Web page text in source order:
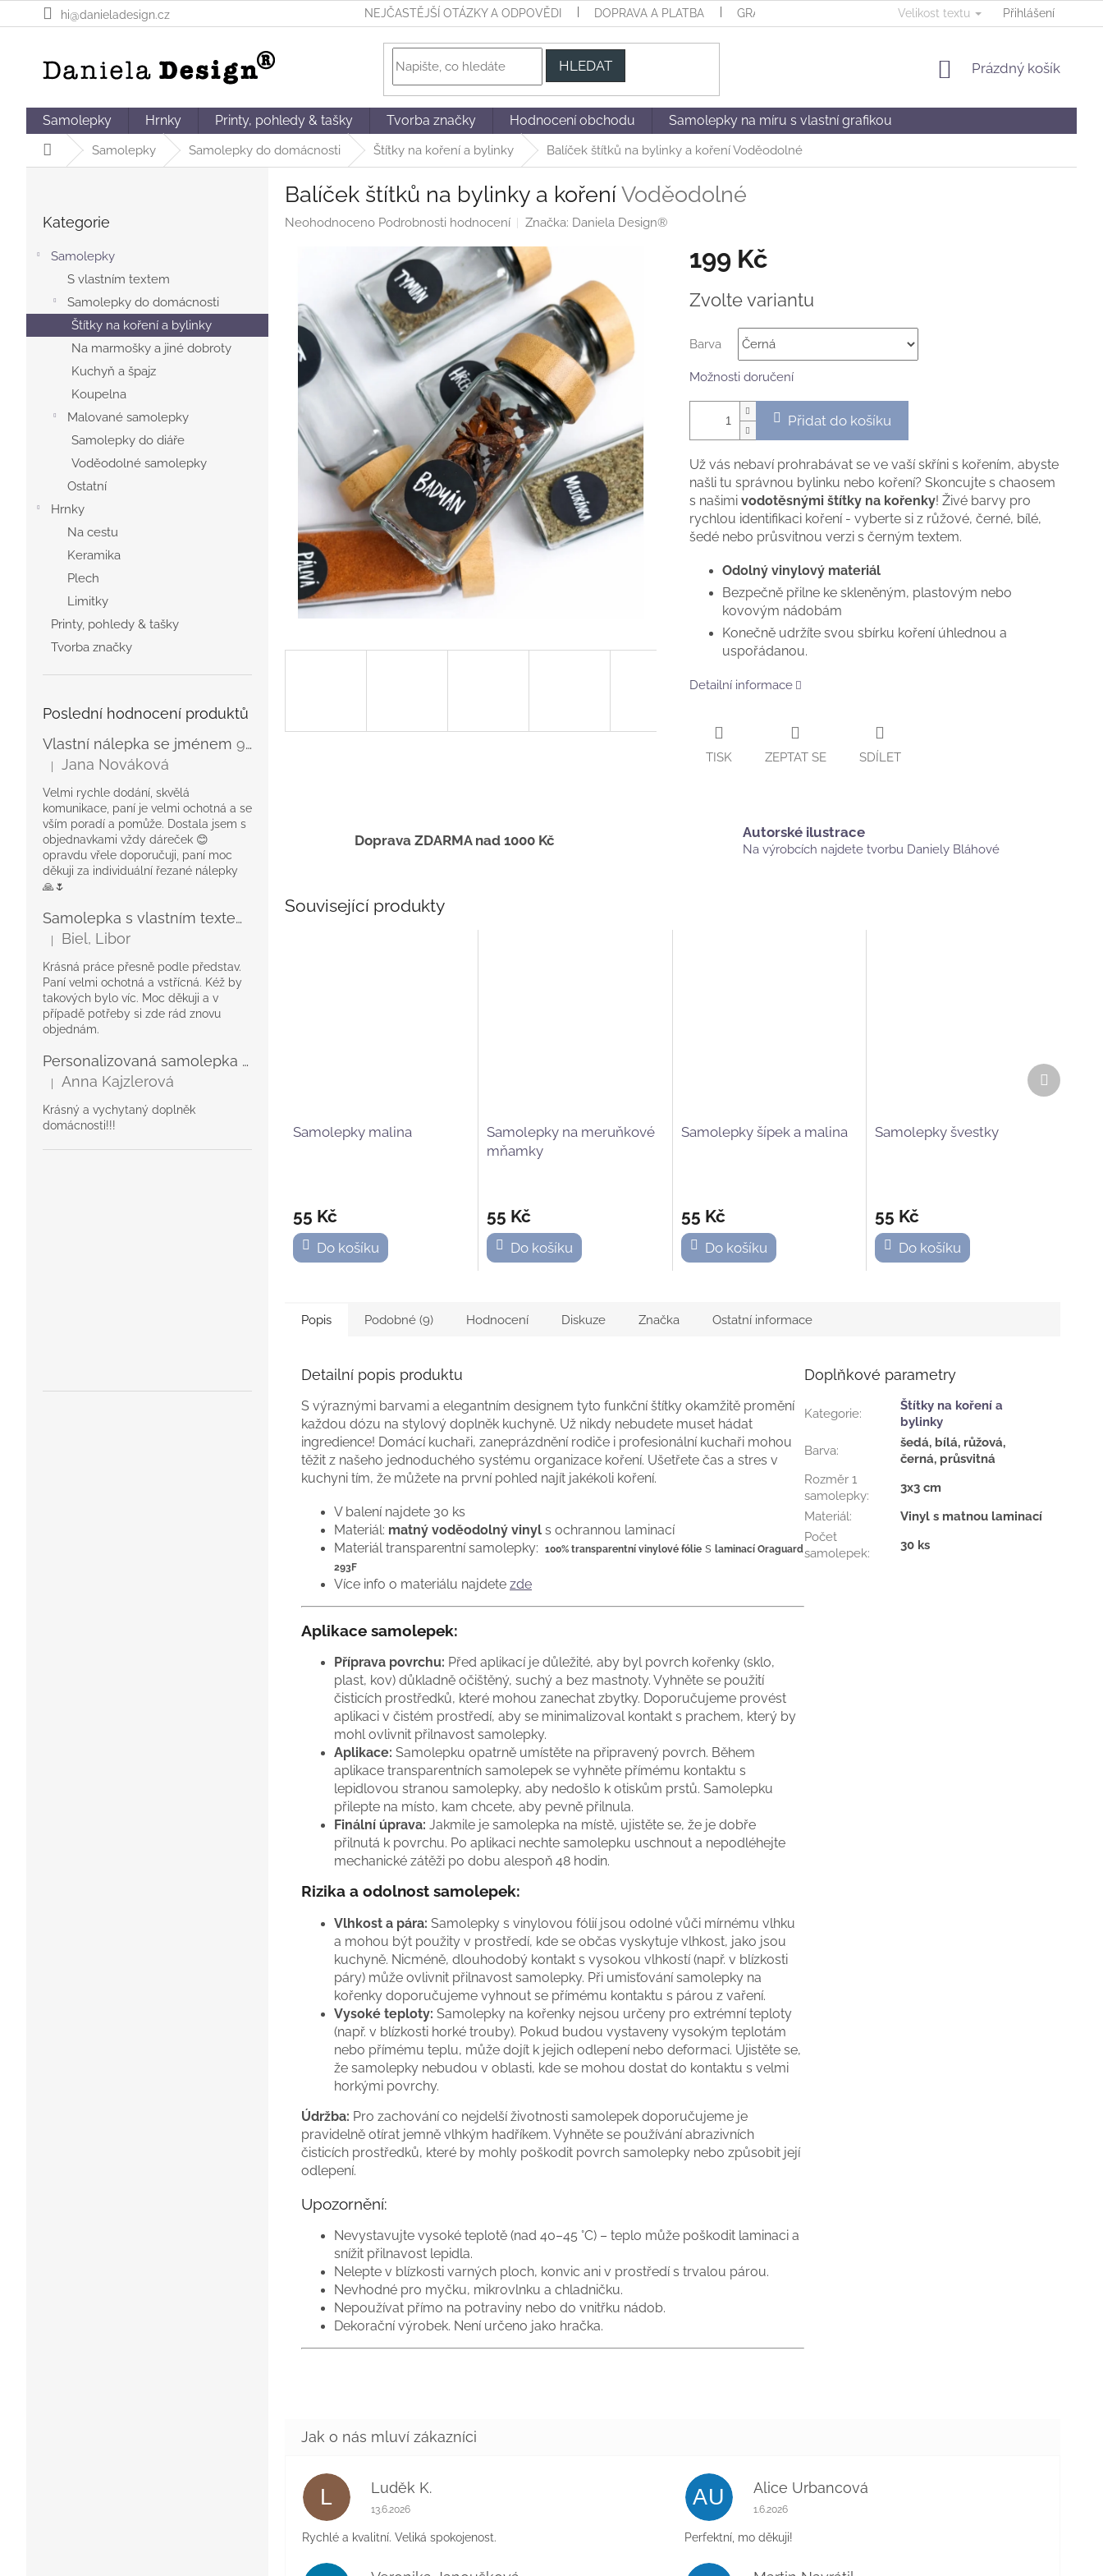
na
hi@danieladesign.cz NEJČASTĚJŠÍ OTÁZKY A ODPOVĚDI DOPRAVA A PLATBA GRAFICKÉ SLUŽBY & ILUSTRACE OBCHODNÍ PODMÍNKY
Velikost textu Přihlášení
HLEDAT
NÁKUPNÍ
Prázdný košík
Samolepky Hrnky Printy, pohledy & tašky Tvorba značky Hodnocení obchodu Samolepky na míru s vlastní grafikou
DomůSamolepky Samolepky do domácnosti Štítky na koření a bylinky Balíček štítků na bylinky a kořeníVoděodolné
n
kategorie
Kategorie
Samolepky
S vlastním textem
Samolepky do domácnosti
Štítky na koření a bylinky
Na marmošky a jiné dobroty
Kuchyň a špajz
Koupelna
Malované samolepky
Samolepky do diáře
Voděodolné samolepky
Ostatní
Hrnky
Na cestu
Keramika
Plech
Limitky
Printy, pohledy & tašky
Tvorba značky
Poslední hodnocení produktů
Vlastní nálepka se jménem 9 cm délka, Voděodolná
Hodnocení produktu je 5 z 5 hvězdiček.
| Jana Nováková
Velmi rychle dodání, skvělá
komunikace, paní je velmi ochotná a se
vším poradí a pomůže. Dostala jsem s
objednavkami vždy dáreček 😊
opravdu vřele doporučuji, paní moc
děkuji za individuální řezané nálepky
🙏🌷
Samolepka s vlastním textem
Hodnocení produktu je 5 z 5 hvězdiček.
| Biel, Libor
Krásná práce přesně podle představ.
Paní velmi ochotná a vstřícná. Kéž by
takových bylo víc. Moc děkuji a v
případě potřeby si zde rád znovu
objednám.
Personalizovaná samolepka pro každou příležitost
Hodnocení produktu je 5 z 5 hvězdiček.
| Anna Kajzlerová
Krásný a vychytaný doplněk
domácnosti!!!
Balíček štítků na bylinky a kořeníVoděodolné
Průměrné
hvězdiček.
Neohodnoceno Podrobnosti hodnocení Značka: Daniela Design®
199 Kč
cena:
Zvolte variantu
Barva
Možnosti doručení
Přidat do košíku
Už vás nebaví prohrabávat se ve vaší skříni s kořením, abyste
našli tu správnou bylinku nebo koření? Skoncujte s chaosem
s našimi vodotěsnými štítky na kořenky! Živé barvy pro
rychlou identifikaci koření - vyberte si z růžové, černé, bílé,
šedé nebo průsvitnou verzi s černým textem.
Odolný vinylový materiál
Bezpečně přilne ke skleněným, plastovým nebo
kovovým nádobám
Konečně udržíte svou sbírku koření úhlednou a
uspořádanou.
Detailní informace
TISK ZEPTAT SE SDÍLET
Doprava ZDARMA nad 1000 Kč Autorské ilustrace
Na výrobcích najdete tvorbu Daniely Bláhové
Související produkty
Samolepky malina
55 Kč
Do košíku
Samolepky na meruňkové
mňamky
55 Kč
Do košíku
Samolepky šípek a malina
55 Kč
Do košíku
Samolepky švestky
55 Kč
Do košíku
Další
produkt
Popis Podobné (9) Hodnocení Diskuze Značka Ostatní informace
Detailní popis produktu
S výraznými barvami a elegantním designem tyto funkční štítky okamžitě promění
každou dózu na stylový doplněk kuchyně. Už nikdy nebudete muset hádat
ingredience! Domácí kuchaři, zaneprázdnění rodiče i profesionální kuchaři mohou
těžit z našeho jednoduchého systému organizace koření. Ušetřete čas a stres v
kuchyni tím, že můžete na první pohled najít jakékoli koření.
V balení najdete 30 ks
Materiál: matný voděodolný vinyl s ochrannou laminací
Materiál transparentní samolepky:
100% transparentní vinylové fólie s laminací Oraguard
293F
Více info o materiálu najdete zde
Aplikace samolepek:
Příprava povrchu: Před aplikací je důležité, aby byl povrch kořenky (sklo,
plast, kov) důkladně očištěný, suchý a bez mastnoty. Vyhněte se použití
čisticích prostředků, které mohou zanechat zbytky. Doporučujeme provést
aplikaci v čistém prostředí, aby se minimalizoval kontakt s prachem, který by
mohl ovlivnit přilnavost samolepky.
Aplikace: Samolepku opatrně umístěte na připravený povrch. Během
aplikace transparentních samolepek se vyhněte přímému kontaktu s
lepidlovou stranou samolepky, aby nedošlo k otiskům prstů. Samolepku
přilepte na místo, kam chcete, aby pevně přilnula.
Finální úprava: Jakmile je samolepka na místě, ujistěte se, že je dobře
přilnutá k povrchu. Po aplikaci nechte samolepku uschnout a nepodléhejte
mechanické zátěži po dobu alespoň 48 hodin.
Rizika a odolnost samolepek:
Vlhkost a pára: Samolepky s vinylovou fólií jsou odolné vůči mírnému vlhku
a mohou být použity v prostředí, kde se občas vyskytuje vlhkost, jako jsou
kuchyně. Nicméně, dlouhodobý kontakt s vysokou vlhkostí (např. v blízkosti
páry) může ovlivnit přilnavost samolepky. Při umisťování samolepky na
kořenky doporučujeme vyhnout se přímému kontaktu s párou z vaření.
Vysoké teploty: Samolepky na kořenky nejsou určeny pro extrémní teploty
(např. v blízkosti horké trouby). Pokud budou vystaveny vysokým teplotám
nebo přímému teplu, může dojít k jejich odlepení nebo deformaci. Ujistěte se,
že samolepky nebudou v oblasti, kde se mohou dostat do kontaktu s velmi
horkými povrchy.
Údržba: Pro zachování co nejdelší životnosti samolepek doporučujeme je
pravidelně otírat jemně vlhkým hadříkem. Vyhněte se používání abrazivních
čisticích prostředků, které by mohly poškodit povrch samolepky nebo způsobit její
odlepení.
Upozornění:
Nevystavujte vysoké teplotě (nad 40–45 °C) – teplo může poškodit laminaci a
snížit přilnavost lepidla.
Nelepte v blízkosti varných ploch, konvic ani v prostředí s trvalou párou.
Nevhodné pro myčku, mikrovlnku a chladničku.
Nepoužívat přímo na potraviny nebo do vnitřku nádob.
Dekorační výrobek. Není určeno jako hračka.
Doplňkové parametry
Kategorie:
Štítky na koření a
bylinky
Barva:
šedá, bílá, růžová,
černá, průsvitná
Rozměr 1
samolepky:
3x3 cm
Materiál:
Vinyl s matnou laminací
Počet
samolepek:
30 ks
L Luděk K.
Hodnocení obchodu je 5 z 5 hvězdiček.
13.6.2026
Rychlé a kvalitní. Veliká spokojenost.
AU Alice Urbancová
Hodnocení obchodu je 5 z 5 hvězdiček.
1.6.2026
Perfektní, mo děkuji!